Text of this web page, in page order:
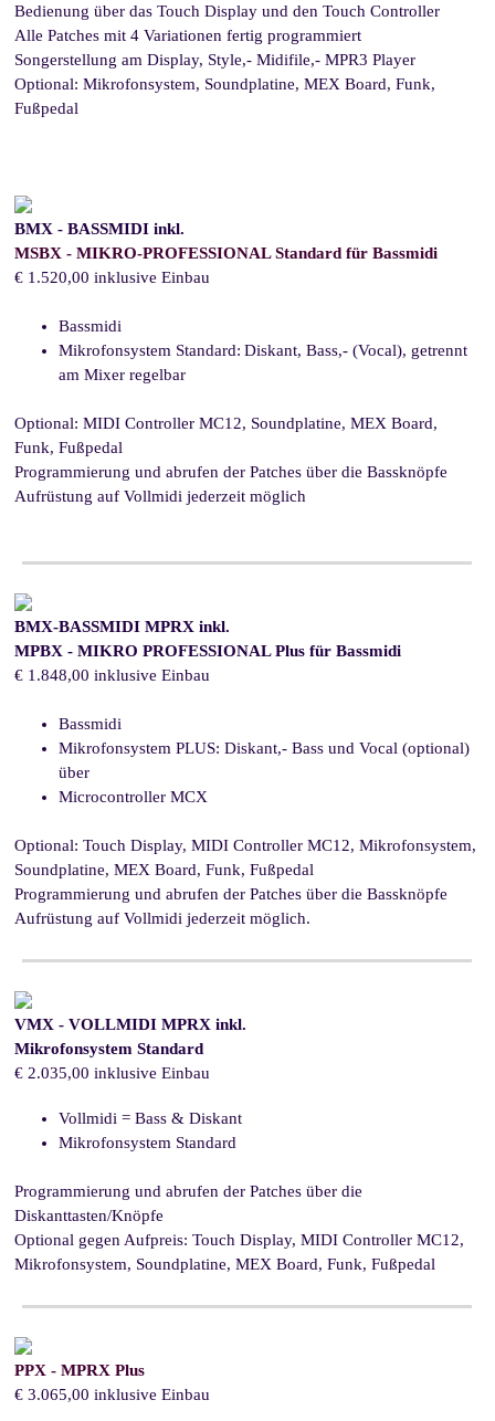
Bedienung über das Touch Display und den Touch Controller
Alle Patches mit 4 Variationen fertig programmiert
Songerstellung am Display, Style,- Midifile,- MPR3 Player
Optional: Mikrofonsystem, Soundplatine, MEX Board, Funk,
Fußpedal
BMX - BASSMIDI inkl.
MSBX - MIKRO-PROFESSIONAL Standard für Bassmidi
€ 1.520,00 inklusive Einbau
Bassmidi
Mikrofonsystem Standard: Diskant, Bass,- (Vocal), getrennt
am Mixer regelbar
Optional: MIDI Controller MC12, Soundplatine, MEX Board,
Funk, Fußpedal
Programmierung und abrufen der Patches über die Bassknöpfe
Aufrüstung auf Vollmidi jederzeit möglich
BMX-BASSMIDI MPRX inkl.
MPBX - MIKRO PROFESSIONAL Plus für Bassmidi
€ 1.848,00 inklusive Einbau
Bassmidi
Mikrofonsystem PLUS: Diskant,- Bass und Vocal (optional)
über
Microcontroller MCX
Optional: Touch Display, MIDI Controller MC12, Mikrofonsystem,
Soundplatine, MEX Board, Funk, Fußpedal
Programmierung und abrufen der Patches über die Bassknöpfe
Aufrüstung auf Vollmidi jederzeit möglich.
VMX - VOLLMIDI MPRX inkl.
Mikrofonsystem Standard
€ 2.035,00 inklusive Einbau
Vollmidi = Bass & Diskant
Mikrofonsystem Standard
Programmierung und abrufen der Patches über die
Diskanttasten/Knöpfe
Optional gegen Aufpreis: Touch Display, MIDI Controller MC12,
Mikrofonsystem, Soundplatine, MEX Board, Funk, Fußpedal
PPX - MPRX Plus
€ 3.065,00 inklusive Einbau